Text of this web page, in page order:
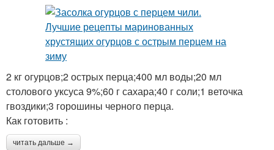
2 кг огурцов;2 острых перца;400 мл воды;20 мл
столового уксуса 9%;60 г сахара;40 г соли;1 веточка
гвоздики;3 горошины черного перца.
Как готовить :
читать дальше →